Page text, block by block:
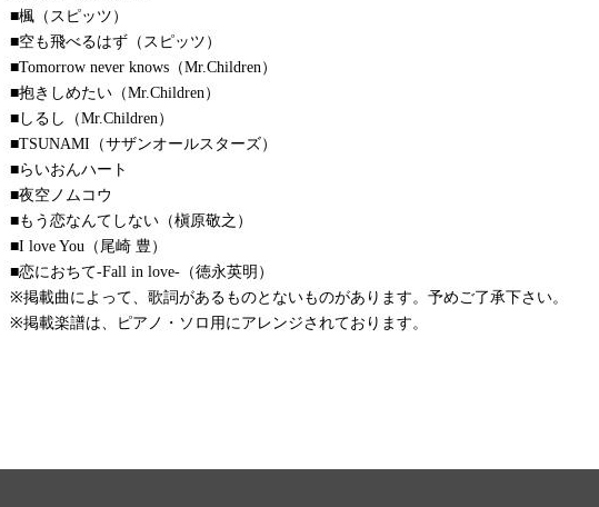
■楓（スピッツ）
■空も飛べるはず（スピッツ）
■Tomorrow never knows（Mr.Children）
■抱きしめたい（Mr.Children）
■しるし（Mr.Children）
■TSUNAMI（サザンオールスターズ）
■らいおんハート
■夜空ノムコウ
■もう恋なんてしない（槇原敬之）
■I love You（尾崎 豊）
■恋におちて-Fall in love-（徳永英明）
※掲載曲によって、歌詞があるものとないものがあります。予めご了承下さい。
※掲載楽譜は、ピアノ・ソロ用にアレンジされております。